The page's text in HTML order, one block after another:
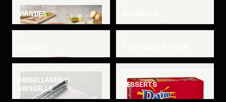
08
VIANDES
19
EMBALLAGES &
VAISSELLE
08
DESSERTS